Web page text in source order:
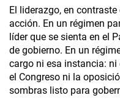
El liderazgo, en
acción. En un régimen
líder que se sienta en el
de gobierno. En un
cargo ni esa instancia:
el Congreso ni la
sombras listo para